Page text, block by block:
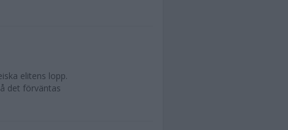
elitens lopp.
det förväntas